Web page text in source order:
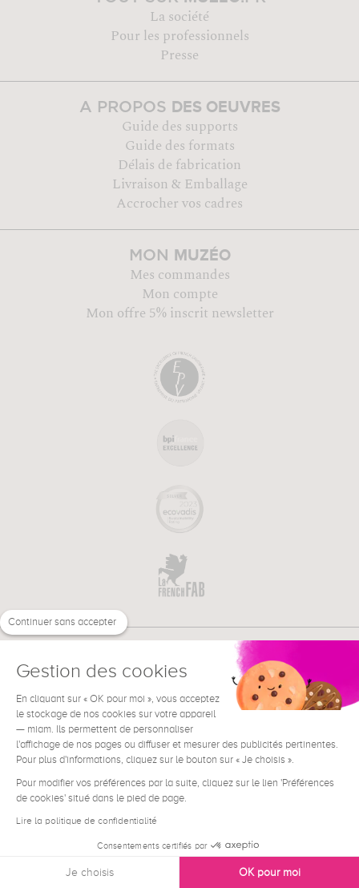
La société
Pour les professionnels
Presse
A PROPOS DES OEUVRES
Guide des supports
Guide des formats
Délais de fabrication
Livraison & Emballage
Accrocher vos cadres
MON MUZÉO
Mes commandes
Mon compte
Mon offre 5% inscrit newsletter
BESOIN D'AIDE ? FR
Conditions générales de vente
Mentions Légales
Contact
Données personnelles
Continuer sans accepter
Gestion des cookies
En cliquant sur « OK pour moi », vous acceptez
le stockage de nos cookies sur votre appareil
— miam. Ils permettent de personnaliser
l'affichage de nos pages ou diffuser et mesurer des publicités pertinentes.
Pour plus d'informations, cliquez sur le bouton sur « Je choisis ».
Pour modifier vos préférences par la suite, cliquez sur le lien 'Préférences
de cookies' situé dans le pied de page.
Lire la politique de confidentialité
Consentements certifiés par
Je choisis OK pour moi